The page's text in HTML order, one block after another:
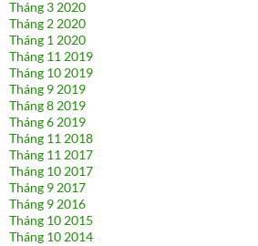
Tháng 3 2020
Tháng 2 2020
Tháng 1 2020
Tháng 11 2019
Tháng 10 2019
Tháng 9 2019
Tháng 8 2019
Tháng 6 2019
Tháng 11 2018
Tháng 11 2017
Tháng 10 2017
Tháng 9 2017
Tháng 9 2016
Tháng 10 2015
Tháng 10 2014